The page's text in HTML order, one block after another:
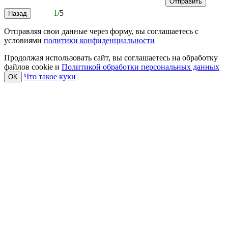
1/5
Отправляя свои данные через форму, вы соглашаетесь с
условиями политики конфиденциальности
Продолжая использовать сайт, вы соглашаетесь на обработку
файлов cookie и Политикой обработки персональных данных
OK Что такое куки